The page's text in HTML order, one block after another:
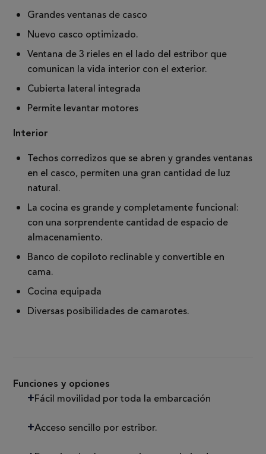
Grandes ventanas de casco
Nuevo casco optimizado.
Ventana de 3 rieles en el lado del estribor que
comunican la vida interior con el exterior.
Cubierta lateral integrada
Permite levantar motores
Interior
Techos corredizos que se abren y grandes ventanas
en el casco, permiten una gran cantidad de luz
natural.
La cocina es grande y completamente funcional:
con una sorprendente cantidad de espacio de
almacenamiento.
Banco de copiloto reclinable y convertible en
cama.
Cocina equipada
Diversas posibilidades de camarotes.
Funciones y opciones
Fácil movilidad por toda la embarcación
Acceso sencillo por estribor.